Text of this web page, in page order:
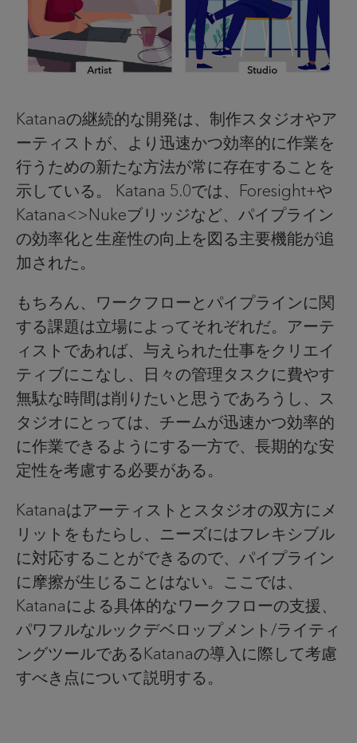
Katanaの継続的な開発は、制作スタジオやア
ーティストが、より迅速かつ効率的に作業を
行うための新たな方法が常に存在することを
示している。 Katana 5.0では、Foresight+や
Katana<>Nukeブリッジなど、パイプライン
の効率化と生産性の向上を図る主要機能が追
加された。
もちろん、ワークフローとパイプラインに関
する課題は立場によってそれぞれだ。アーテ
ィストであれば、与えられた仕事をクリエイ
ティブにこなし、日々の管理タスクに費やす
無駄な時間は削りたいと思うであろうし、ス
タジオにとっては、チームが迅速かつ効率的
に作業できるようにする一方で、長期的な安
定性を考慮する必要がある。
Katanaはアーティストとスタジオの双方にメ
リットをもたらし、ニーズにはフレキシブル
に対応することができるので、パイプライン
に摩擦が生じることはない。ここでは、
Katanaによる具体的なワークフローの支援、
パワフルなルックデベロップメント/ライティ
ングツールであるKatanaの導入に際して考慮
すべき点について説明する。